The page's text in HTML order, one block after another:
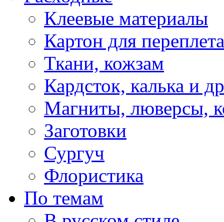
Клеевые материалы
Картон для переплета
Ткани, кожзам
Кардсток, калька и
Магниты, люверсы,
Заготовки
Сургуч
Флористика
По темам